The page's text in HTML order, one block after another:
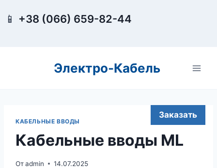
📱 +38 (066) 659-82-44
Электро-Кабель
Заказать
КАБЕЛЬНЫЕ ВВОДЫ
Кабельные вводы ML
Отadmin 14.07.2025